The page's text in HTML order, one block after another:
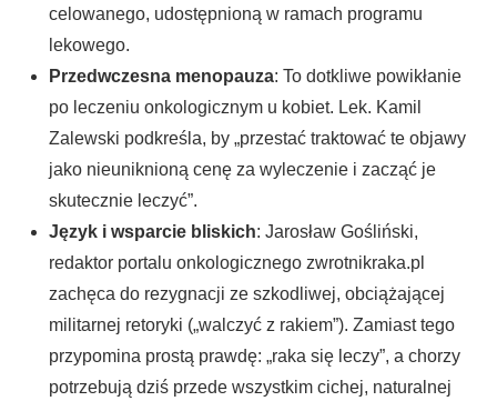
celowanego, udostępnioną w ramach programu
lekowego.
Przedwczesna menopauza: To dotkliwe powikłanie
po leczeniu onkologicznym u kobiet. Lek. Kamil
Zalewski podkreśla, by „przestać traktować te objawy
jako nieuniknioną cenę za wyleczenie i zacząć je
skutecznie leczyć”.
Język i wsparcie bliskich: Jarosław Gośliński,
redaktor portalu onkologicznego zwrotnikraka.pl
zachęca do rezygnacji ze szkodliwej, obciążającej
militarnej retoryki („walczyć z rakiem”). Zamiast tego
przypomina prostą prawdę: „raka się leczy”, a chorzy
potrzebują dziś przede wszystkim cichej, naturalnej